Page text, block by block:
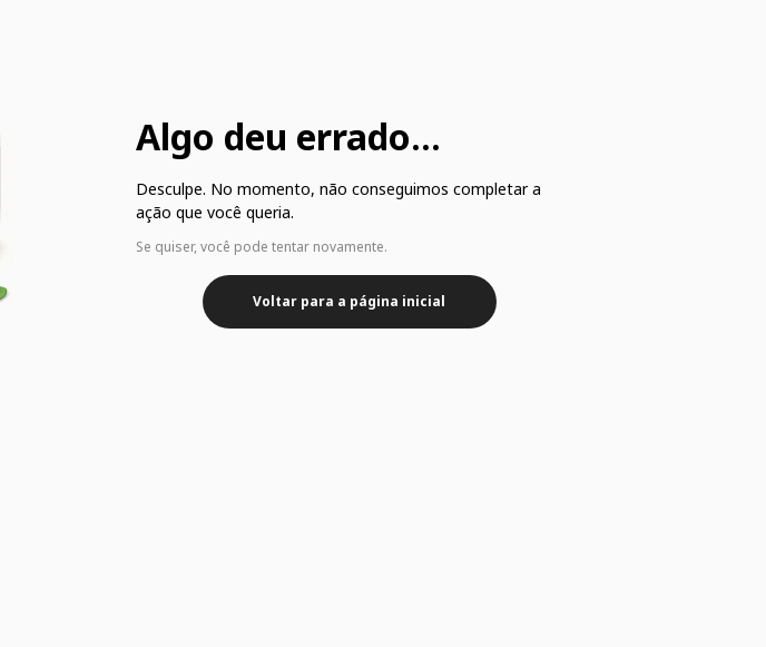
Algo deu errado...
Desculpe. No momento, não conseguimos completar a
ação que você queria.
Se quiser, você pode tentar novamente.
Voltar para a página inicial